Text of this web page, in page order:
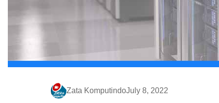
Zata KomputindoJuly 8, 2022